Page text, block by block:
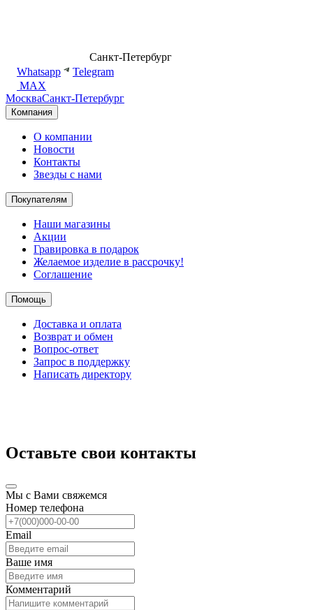
Санкт-Петербург
Whatsapp
Telegram
MAX
МоскваСанкт-Петербург
Компания
О компании
Новости
Контакты
Звезды с нами
Покупателям
Наши магазины
Акции
Гравировка в подарок
Желаемое изделие в рассрочку!
Соглашение
Помощь
Доставка и оплата
Возврат и обмен
Вопрос-ответ
Запрос в поддержку
Написать директору
Оставьте свои контакты
Мы с Вами свяжемся
Номер телефона
Email
Ваше имя
Комментарий